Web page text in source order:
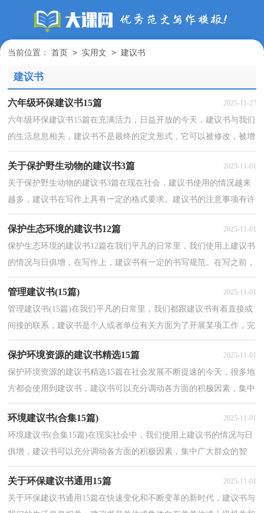
当前位置： 首页 > 实用文 > 建议书
建议书
六年级环保建议书15篇 2025-11-27
六年级环保建议书15篇在充满活力，日益开放的今天，建议书与我们
的生活息息相关，建议书不是最终的定文形式，它可以被修改，被增
删，甚至弃之不用，它具有较强的可塑性。相信写建议书是一...
关于保护野生动物的建议书3篇 2025-11-01
关于保护野生动物的建议书3篇在现在社会，建议书使用的情况越来
越多，建议书在写作上具有一定的格式要求。建议书的注意事项有许
多，你确定会写吗？以下是小编帮大家整理的关于保护...
保护生态环境的建议书12篇 2025-11-01
保护生态环境的建议书12篇在我们平凡的日常里，我们使用上建议书
的情况与日俱增，在写作上，建议书有一定的书写规范。在写之前，
可以先参考范文，下面是小编整理的保护生态环境的建议...
管理建议书(15篇) 2025-11-01
管理建议书(15篇)在我们平凡的日常里，我们都跟建议书有着直接或
间接的联系，建议书是个人或者单位有关方面为了开展某项工作，完
成某项任务或进行某种活动而倡议大家一起做什么事...
保护环境资源的建议书精选15篇 2025-11-01
保护环境资源的建议书精选15篇在社会发展不断提速的今天，很多地
方都会使用到建议书，建议书可以充分调动各方面的积极因素，集中
广大群众的智慧。你所见过的建议书是什么样的呢？以...
环境建议书(合集15篇) 2025-11-01
环境建议书(合集15篇)在现实社会中，我们使用上建议书的情况与日
俱增，建议书可以充分调动各方面的积极因素，集中广大群众的智
慧。大家知道建议书的格式吗？下面是小编帮大家整理的...
关于环保建议书通用15篇 2025-11-01
关于环保建议书通用15篇在快速变化和不断变革的新时代，建议书与